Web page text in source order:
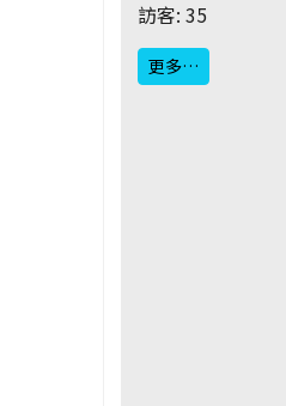
訪客: 35
更多…